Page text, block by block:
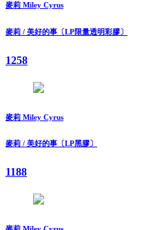
麥莉 Miley Cyrus
麥莉 / 美好的事〔LP限量透明彩膠〕
1258
麥莉 Miley Cyrus
麥莉 / 美好的事〔LP黑膠〕
1188